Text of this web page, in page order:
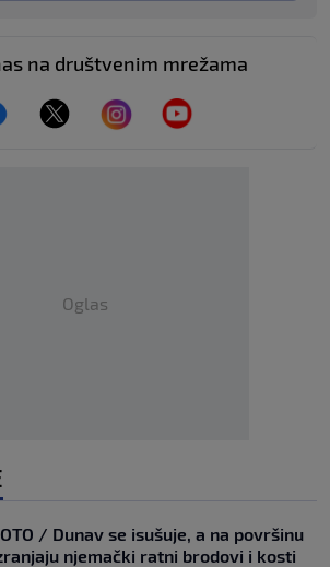
na društvenim mrežama
Oglas
/ Dunav se isušuje, a na površinu
njemački ratni brodovi i kosti